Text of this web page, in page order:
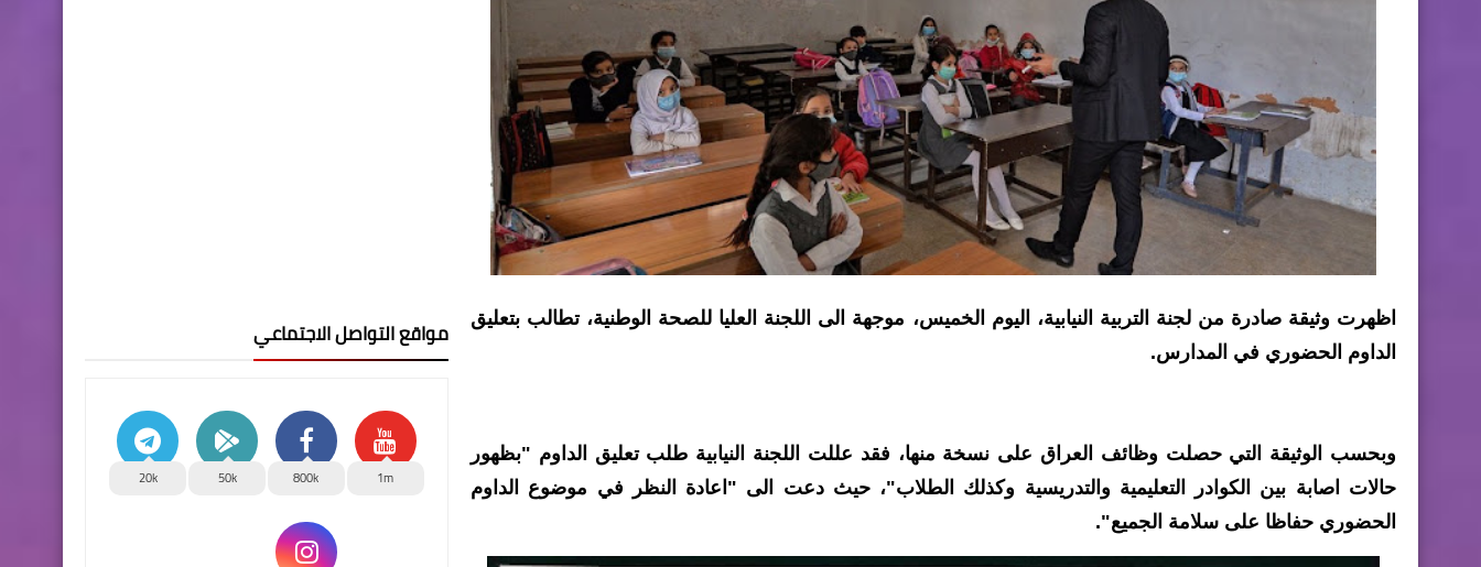
اظهرت وثيقة صادرة من لجنة التربية النيابية، اليوم الخميس، موجهة الى اللجنة العليا للصحة الوطنية، تطالب بتعليق
الداوم الحضوري في المدارس.
وبحسب الوثيقة التي حصلت وظائف العراق على نسخة منها، فقد عللت اللجنة النيابية طلب تعليق الداوم "بظهور
حالات اصابة بين الكوادر التعليمية والتدريسية وكذلك الطلاب"، حيث دعت الى "اعادة النظر في موضوع الداوم
الحضوري حفاظا على سلامة الجميع".
مواقع التواصل الاجتماعي
1m
800k
50k
20k